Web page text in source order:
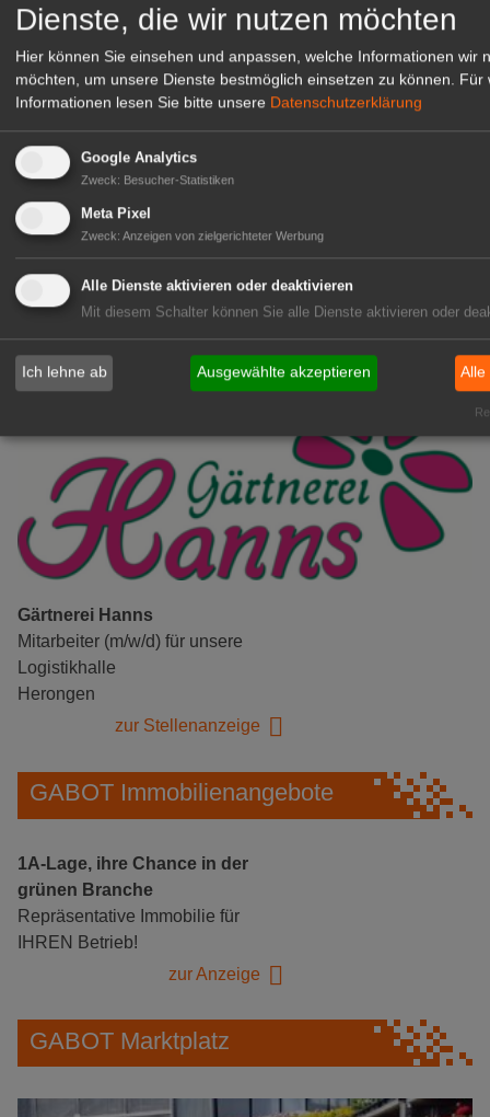
Kientzler Jungpflanzen GmbH
& Co KG
Gärtner im Zierpflanzenbau
(Geselle/Meister/Techniker)
(m/w/d)
Gensingen
zur Stellenanzeige
Gärtnerei Hanns
Mitarbeiter (m/w/d) für unsere
Logistikhalle
Herongen
zur Stellenanzeige
GABOT Immobilienangebote
1A-Lage, ihre Chance in der
grünen Branche
Repräsentative Immobilie für
IHREN Betrieb!
zur Anzeige
GABOT Marktplatz
Dienste, die wir nutzen möchten
Hier können Sie einsehen und anpassen, welche Informationen wir
möchten, um unsere Dienste bestmöglich einsetzen zu können. Für
Informationen lesen Sie bitte unsere Datenschutzerklärung
Google Analytics
Zweck: Besucher-Statistiken
Meta Pixel
Zweck: Anzeigen von zielgerichteter Werbung
Alle Dienste aktivieren oder deaktivieren
Mit diesem Schalter können Sie alle Dienste aktivieren oder
Ich lehne ab Ausgewählte akzeptieren Alle